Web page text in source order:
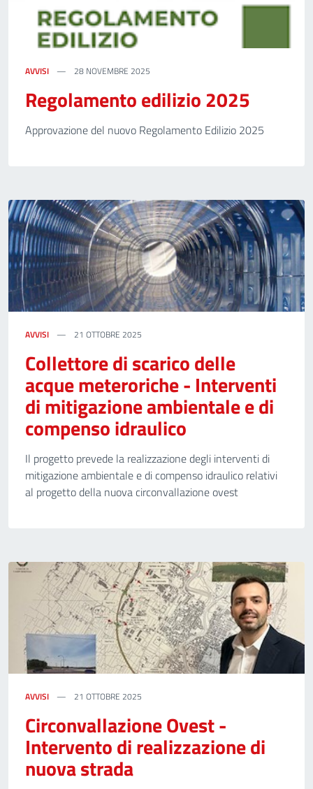
AVVISI 28 NOVEMBRE 2025
Regolamento edilizio 2025
Approvazione del nuovo Regolamento Edilizio 2025
AVVISI 21 OTTOBRE 2025
Collettore di scarico delle
acque meteroriche - Interventi
di mitigazione ambientale e di
compenso idraulico
Il progetto prevede la realizzazione degli interventi di
mitigazione ambientale e di compenso idraulico relativi
al progetto della nuova circonvallazione ovest
AVVISI 21 OTTOBRE 2025
Circonvallazione Ovest -
Intervento di realizzazione di
nuova strada